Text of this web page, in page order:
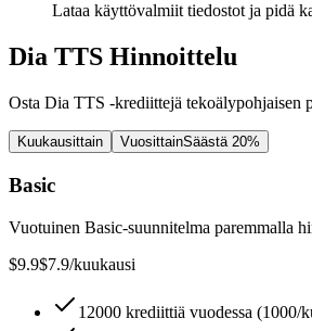
Lataa käyttövalmiit tiedostot ja pidä
Dia TTS Hinnoittelu
Osta Dia TTS -krediittejä tekoälypohjaisen
Kuukausittain VuosittainSäästä 20%
Basic
Vuotuinen Basic-suunnitelma paremmalla
$9.9$7.9/kuukausi
12000 krediittiä vuodessa (1000/